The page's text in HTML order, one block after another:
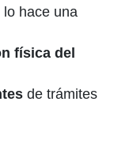
hace una
física del
de trámites